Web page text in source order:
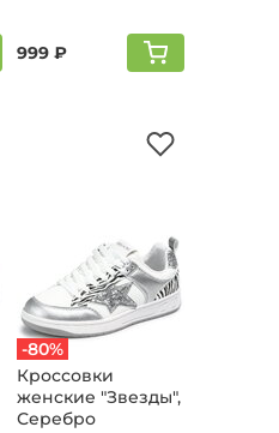
999 ₽
-80%
Кроссовки
женские "Звезды",
Серебро